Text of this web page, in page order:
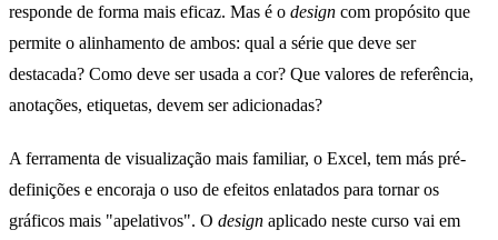
responde de forma mais eficaz. Mas é o design com propósito que
permite o alinhamento de ambos: qual a série que deve ser
destacada? Como deve ser usada a cor? Que valores de referência,
anotações, etiquetas, devem ser adicionadas?
A ferramenta de visualização mais familiar, o Excel, tem más pré-
definições e encoraja o uso de efeitos enlatados para tornar os
gráficos mais "apelativos". O design aplicado neste curso vai em